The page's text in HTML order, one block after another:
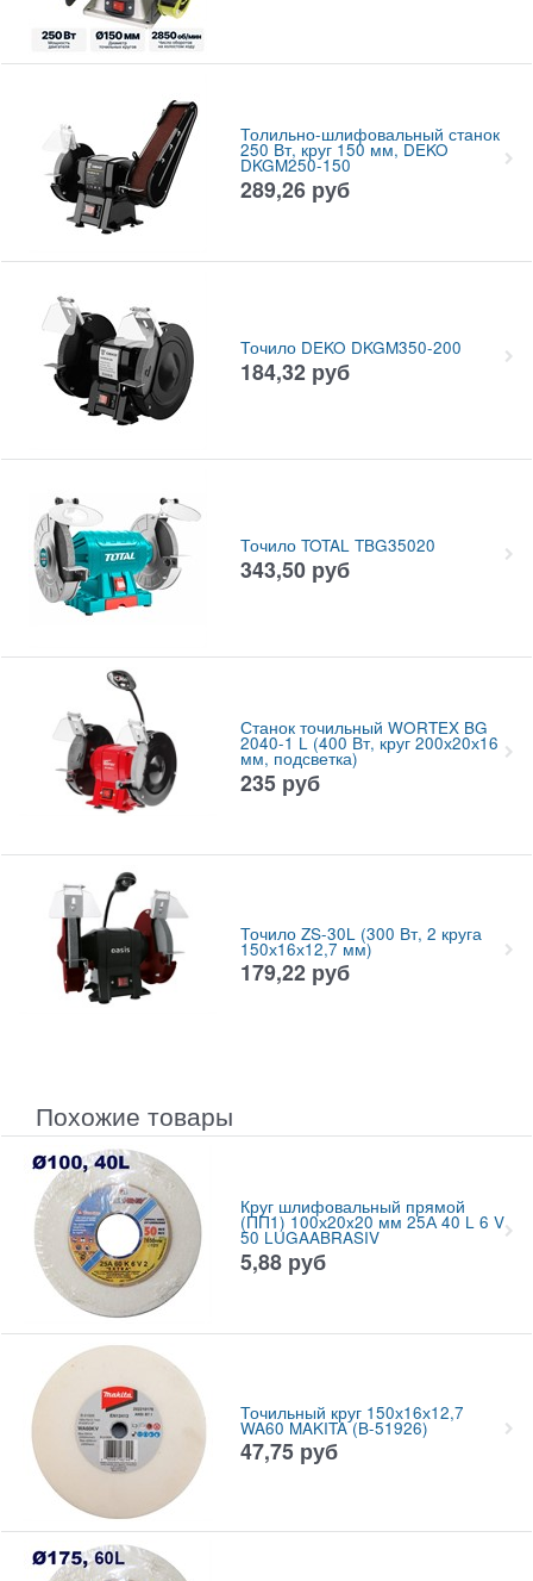
Толильно-шлифовальный станок
250 Вт, круг 150 мм, DEKO
DKGM250-150
289,26 руб
Точило DEKO DKGM350-200
184,32 руб
Точило TOTAL TBG35020
343,50 руб
Станок точильный WORTEX BG
2040-1 L (400 Вт, круг 200х20х16
мм, подсветка)
235 руб
Точило ZS-30L (300 Вт, 2 круга
150х16х12,7 мм)
179,22 руб
Похожие товары
Круг шлифовальный прямой
(ПП1) 100х20x20 мм 25А 40 L 6 V
50 LUGAABRASIV
5,88 руб
Точильный круг 150х16х12,7
WA60 MAKITA (B-51926)
47,75 руб